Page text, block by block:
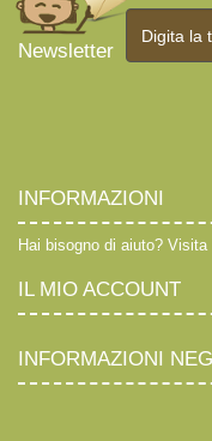
Newsletter
INFORMAZIONI
Hai bisogno di aiuto? Visita
IL MIO ACCOUNT
INFORMAZIONI